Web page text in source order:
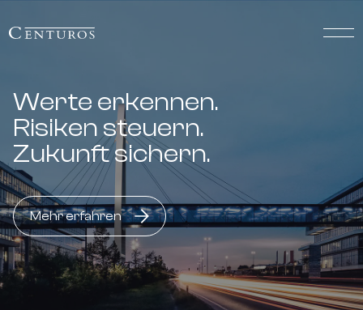
Werte erkennen.
Risiken steuern.
Zukunft sichern.
Mehr erfahren